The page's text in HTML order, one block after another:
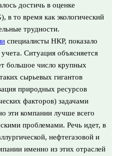
достичь в оценке
в то время как экологический
трудности.
специалисты НКР, показало
учета. Ситуация объясняется
большое число крупных
сырьевых гигантов
природных ресурсов
факторов) задачами
эти компании лучше всего
проблемами. Речь идет, в
нефтегазовой и
именно из этих отраслей